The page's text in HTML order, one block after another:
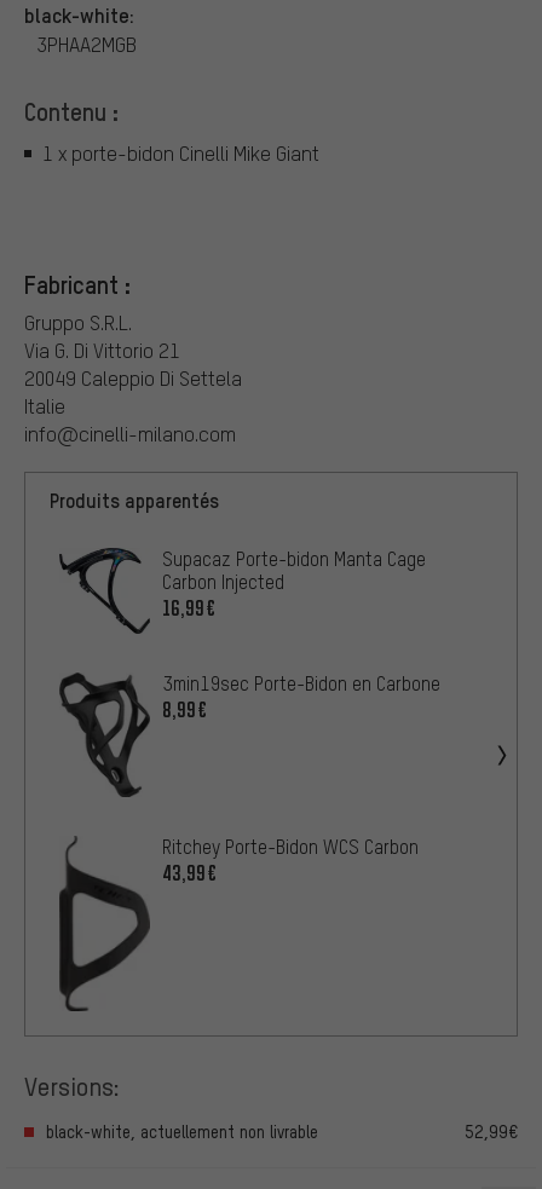
black-white:
3PHAA2MGB
Contenu :
1 x porte-bidon Cinelli Mike Giant
Fabricant :
Gruppo S.R.L.
Via G. Di Vittorio 21
20049 Caleppio Di Settela
Italie
info@cinelli-milano.com
Produits apparentés
Supacaz Porte-bidon Manta Cage
Carbon Injected
16,99€
3min19sec Porte-Bidon en Carbone
8,99€
Ritchey Porte-Bidon WCS Carbon
43,99€
Versions:
black-white, actuellement non livrable 52,99€